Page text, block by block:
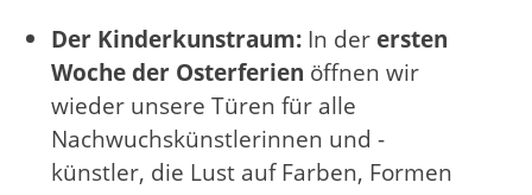
Der Kinderkunstraum: In der ersten
Woche der Osterferien öffnen wir
wieder unsere Türen für alle
Nachwuchskünstlerinnen und -
künstler, die Lust auf Farben, Formen